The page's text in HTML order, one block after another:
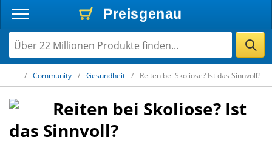
Preisgenau
Preisgenau
Preisgenau
Community Gesundheit Reiten bei Skoliose? Ist das Sinnvoll?
Reiten bei Skoliose? Ist
das Sinnvoll?